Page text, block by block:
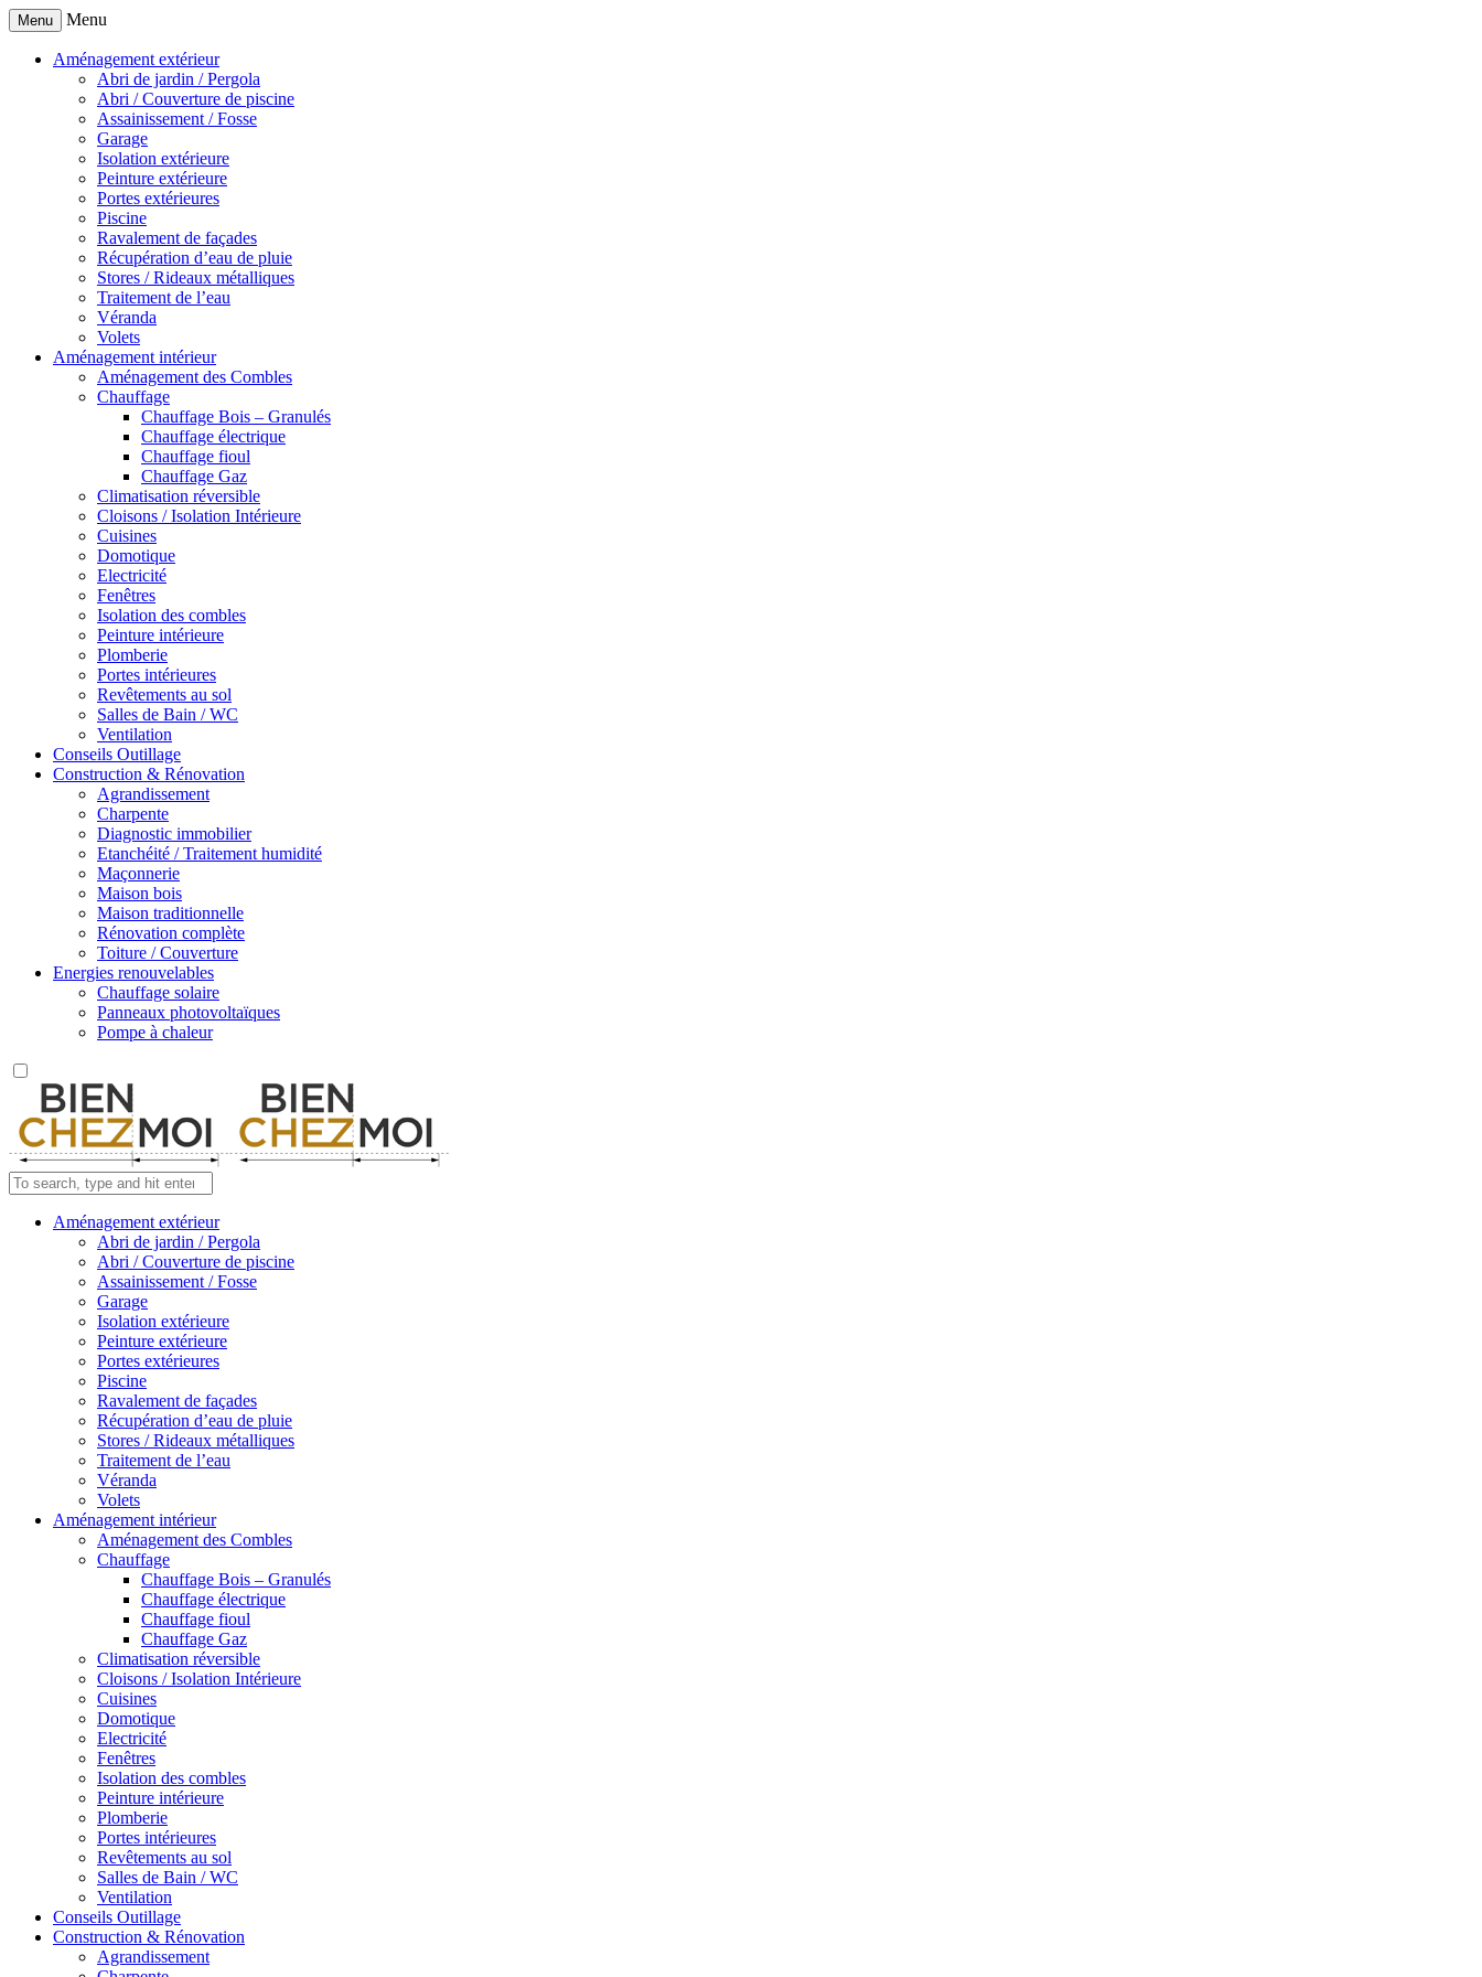
Menu Menu
Aménagement extérieur
Abri de jardin / Pergola
Abri / Couverture de piscine
Assainissement / Fosse
Garage
Isolation extérieure
Peinture extérieure
Portes extérieures
Piscine
Ravalement de façades
Récupération d’eau de pluie
Stores / Rideaux métalliques
Traitement de l’eau
Véranda
Volets
Aménagement intérieur
Aménagement des Combles
Chauffage
Chauffage Bois – Granulés
Chauffage électrique
Chauffage fioul
Chauffage Gaz
Climatisation réversible
Cloisons / Isolation Intérieure
Cuisines
Domotique
Electricité
Fenêtres
Isolation des combles
Peinture intérieure
Plomberie
Portes intérieures
Revêtements au sol
Salles de Bain / WC
Ventilation
Conseils Outillage
Construction & Rénovation
Agrandissement
Charpente
Diagnostic immobilier
Etanchéité / Traitement humidité
Maçonnerie
Maison bois
Maison traditionnelle
Rénovation complète
Toiture / Couverture
Energies renouvelables
Chauffage solaire
Panneaux photovoltaïques
Pompe à chaleur
Aménagement extérieur
Abri de jardin / Pergola
Abri / Couverture de piscine
Assainissement / Fosse
Garage
Isolation extérieure
Peinture extérieure
Portes extérieures
Piscine
Ravalement de façades
Récupération d’eau de pluie
Stores / Rideaux métalliques
Traitement de l’eau
Véranda
Volets
Aménagement intérieur
Aménagement des Combles
Chauffage
Chauffage Bois – Granulés
Chauffage électrique
Chauffage fioul
Chauffage Gaz
Climatisation réversible
Cloisons / Isolation Intérieure
Cuisines
Domotique
Electricité
Fenêtres
Isolation des combles
Peinture intérieure
Plomberie
Portes intérieures
Revêtements au sol
Salles de Bain / WC
Ventilation
Conseils Outillage
Construction & Rénovation
Agrandissement